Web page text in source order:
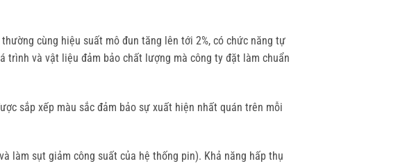
cùng hiệu suất mô đun tăng lên tới 2%, có chức năng tự
trình và vật liệu đảm bảo chất lượng mà công ty đặt làm chuẩn
sắp xếp màu sắc đảm bảo sự xuất hiện nhất quán trên mỗi
làm sụt giảm công suất của hệ thống pin). Khả năng hấp thụ